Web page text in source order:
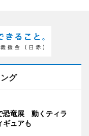
グ
恐竜展 動くティラ
ギュアも